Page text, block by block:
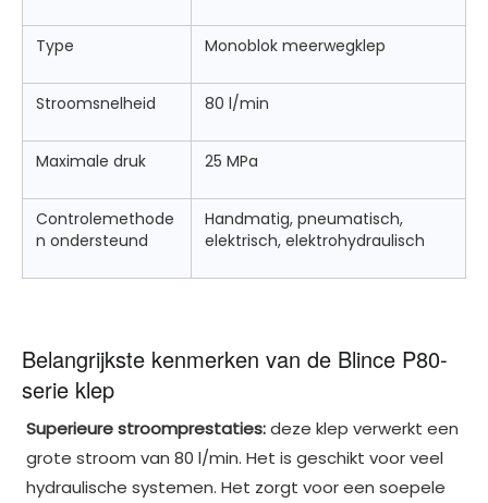
Type Monoblok meerwegklep
Stroomsnelheid 80 l/min
Maximale druk 25 MPa
Controlemethode
n ondersteund
Handmatig, pneumatisch,
elektrisch, elektrohydraulisch
Belangrijkste kenmerken van de Blince P80-
serie klep
Superieure stroomprestaties:deze klep verwerkt een
grote stroom van 80 l/min. Het is geschikt voor veel
hydraulische systemen. Het zorgt voor een soepele